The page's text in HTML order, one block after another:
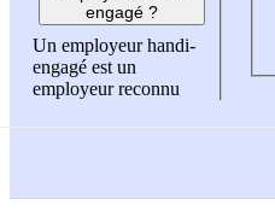
engagé ?
Un employeur handi-
engagé est un
employeur reconnu